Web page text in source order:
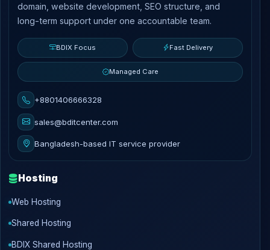
domain, website development, SEO structure, and
long-term support under one accountable team.
BDIX Focus Fast Delivery
Managed Care
+8801406666328
sales@bditcenter.com
Bangladesh-based IT service provider
Hosting
Web Hosting
Shared Hosting
BDIX Shared Hosting